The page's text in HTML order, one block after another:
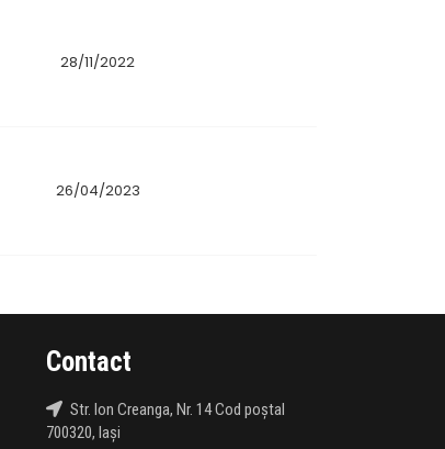
28/11/2022
26/04/2023
Contact
Str. Ion Creanga, Nr. 14 Cod poștal
700320, Iași